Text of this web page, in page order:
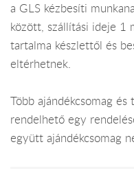
a GLS kézbesíti
között, szállítási ideje 1
tartalma készlettől és
eltérhetnek.
Több ajándékcsomag
rendelhető egy
együtt ajándékcsomag